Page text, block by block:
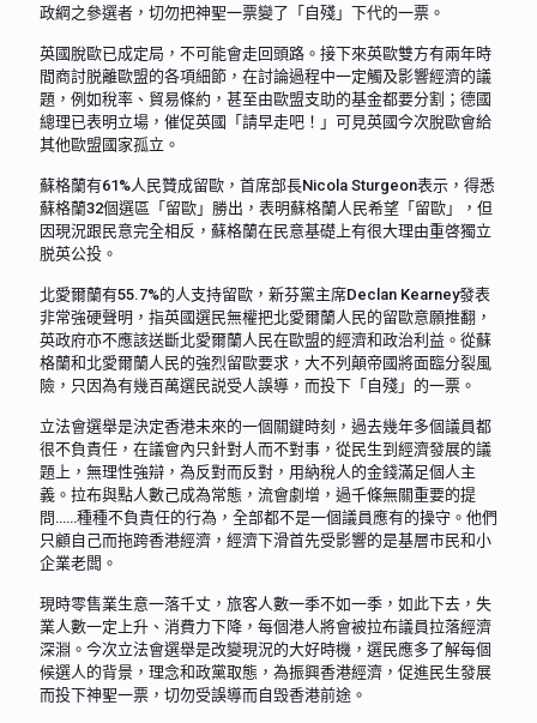
政綱之參選者，切勿把神聖一票變了「自殘」下代的一票。
英國脫歐已成定局，不可能會走回頭路。接下來英歐雙方有兩年時
間商討脱離歐盟的各項細節，在討論過程中一定觸及影響經濟的議
題，例如稅率、貿易條約，甚至由歐盟支助的基金都要分割；德國
總理已表明立場，催促英國「請早走吧！」可見英國今次脫歐會給
其他歐盟國家孤立。
蘇格蘭有61%人民贊成留歐，首席部長Nicola Sturgeon表示，得悉
蘇格蘭32個選區「留歐」勝出，表明蘇格蘭人民希望「留歐」，但
因現況跟民意完全相反，蘇格蘭在民意基礎上有很大理由重啓獨立
脱英公投。
北愛爾蘭有55.7%的人支持留歐，新芬黨主席Declan Kearney發表
非常強硬聲明，指英國選民無權把北愛爾蘭人民的留歐意願推翻，
英政府亦不應該送斷北愛爾蘭人民在歐盟的經濟和政治利益。從蘇
格蘭和北愛爾蘭人民的強烈留歐要求，大不列顛帝國將面臨分裂風
險，只因為有幾百萬選民説受人誤導，而投下「自殘」的一票。
立法會選舉是決定香港未來的一個關鍵時刻，過去幾年多個議員都
很不負責任，在議會內只針對人而不對事，從民生到經濟發展的議
題上，無理性強辯，為反對而反對，用納稅人的金錢滿足個人主
義。拉布與點人數己成為常態，流會劇增，過千條無關重要的提
問……種種不負責任的行為，全部都不是一個議員應有的操守。他們
只顧自己而拖跨香港經濟，經濟下滑首先受影響的是基層市民和小
企業老闆。
現時零售業生意一落千丈，旅客人數一季不如一季，如此下去，失
業人數一定上升、消費力下降，每個港人將會被拉布議員拉落經濟
深淵。今次立法會選舉是改變現況的大好時機，選民應多了解每個
候選人的背景，理念和政黨取態，為振興香港經濟，促進民生發展
而投下神聖一票，切勿受誤導而自毁香港前途。